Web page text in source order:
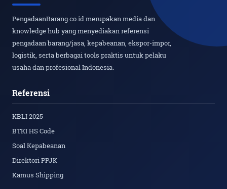
PengadaanBarang.co.id merupakan media dan
knowledge hub yang menyediakan referensi
pengadaan barang/jasa, kepabeanan, ekspor-impor,
logistik, serta berbagai tools praktis untuk pelaku
usaha dan profesional Indonesia.
Referensi
KBLI 2025
BTKI HS Code
Soal Kepabeanan
Direktori PPJK
Kamus Shipping